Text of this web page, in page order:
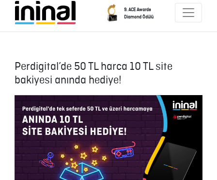
9. ACE Awards
Diamond Ödülü
Perdigital’de 50 TL harca 10 TL site
bakiyesi anında hediye!